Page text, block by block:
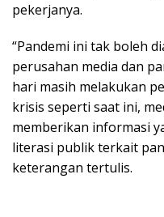
pekerjanya.
“Pandemi ini tak boleh
perusahan media dan
hari masih melakukan
krisis seperti saat ini,
memberikan informasi
literasi publik terkait
keterangan tertulis.